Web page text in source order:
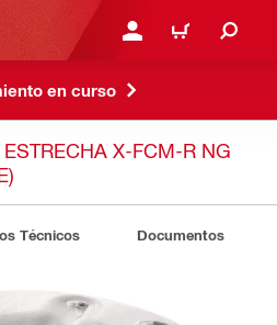
INICIE SESIÓN O
CARRITO
en curso
X-FCM-R NG
Técnicos Documentos